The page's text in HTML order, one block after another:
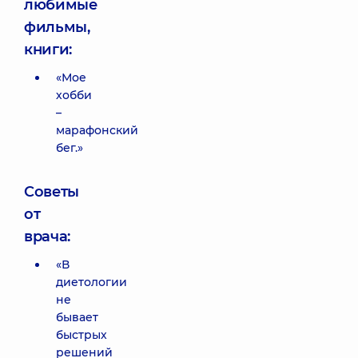
любимые
фильмы,
книги:
«Мое
хобби
–
марафонский
бег.»
Советы
от
врача:
«В
диетологии
не
бывает
быстрых
решений